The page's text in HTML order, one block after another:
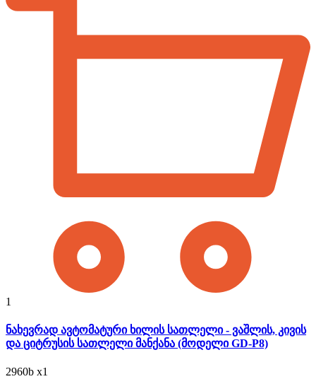
1
ნახევრად ავტომატური ხილის სათლელი - ვაშლის, კივის
და ციტრუსის სათლელი მანქანა (მოდელი GD-P8)
2960b x1